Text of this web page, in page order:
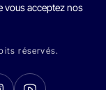
vous acceptez nos
réservés.